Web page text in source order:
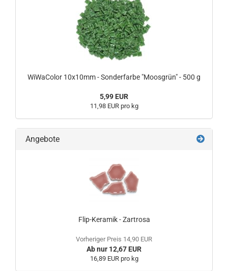
WiWaColor 10x10mm - Sonderfarbe "Moosgrün" - 500 g
5,99 EUR
11,98 EUR pro kg
Angebote
Flip-Keramik - Zartrosa
Vorheriger Preis 14,90 EUR
Ab nur 12,67 EUR
16,89 EUR pro kg